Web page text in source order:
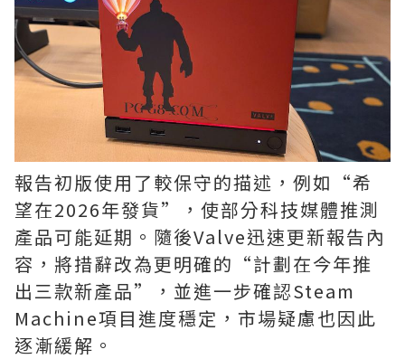
報告初版使用了較保守的描述，例如“希
望在2026年發貨”，使部分科技媒體推測
產品可能延期。隨後Valve迅速更新報告內
容，將措辭改為更明確的“計劃在今年推
出三款新產品”，並進一步確認Steam
Machine項目進度穩定，市場疑慮也因此
逐漸緩解。